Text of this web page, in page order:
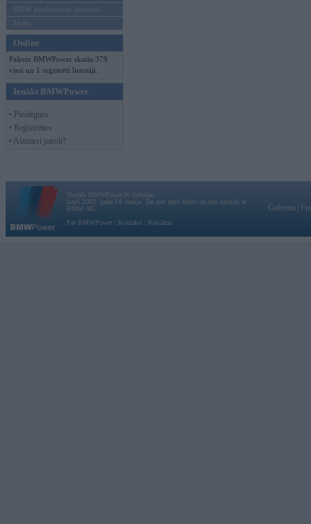
BMW konkurentu jaunumi
Moto
Online
Pašreiz BMWPower skatās 379
viesi un 1 reģistrēti lietotāji.
Ienākt BMWPower
• Pieslēgties
• Reģistrēties
• Aizmirsi paroli?
Vortāls BMWPower.lv darbojas
kopš 2002. gada 14. maija. Tas nav auto klubs un nav saistīts ar
BMW AG.
Par BMWPower
Kontakti Reklāma
Galvena